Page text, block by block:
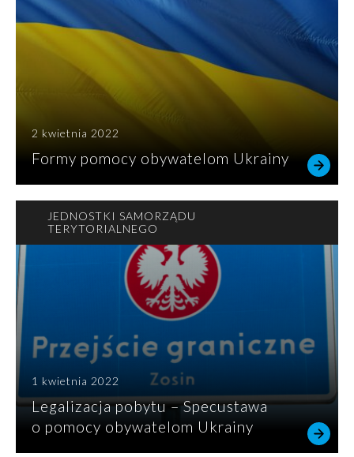
2 kwietnia 2022
Formy pomocy obywatelom Ukrainy
1 kwietnia 2022
Legalizacja pobytu – Specustawa
o pomocy obywatelom Ukrainy
JEDNOSTKI SAMORZĄDU
TERYTORIALNEGO